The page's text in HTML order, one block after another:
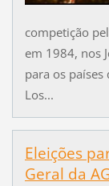
competição
em 1984, nos
para os
Los...
Eleições
Geral da